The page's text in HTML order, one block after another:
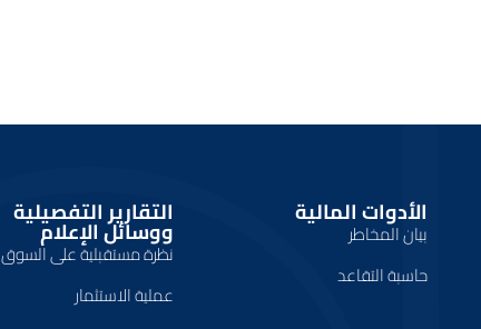
الأدوات المالية
بيان المخاطر
حاسبة التقاعد
التقارير التفصيلية
ووسائل الإعلام
نظرة مستقبلية على السوق
عملية الاستثمار